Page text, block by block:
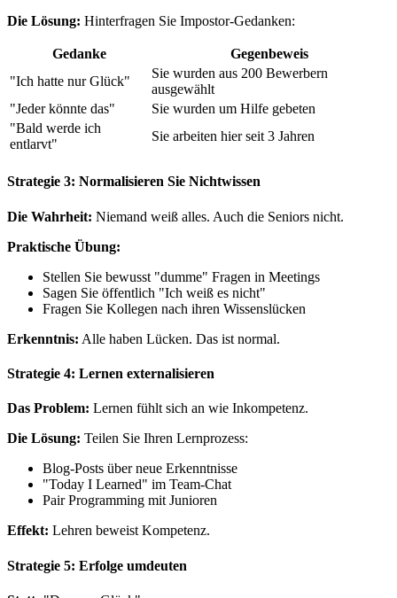
Die Lösung: Hinterfragen Sie Impostor-Gedanken:
Gedanke
Gegenbeweis
"Ich hatte nur Glück"
Sie wurden aus 200 Bewerbern
ausgewählt
"Jeder könnte das"
Sie wurden um Hilfe gebeten
"Bald werde ich
entlarvt"
Sie arbeiten hier seit 3 Jahren
Strategie 3: Normalisieren Sie Nichtwissen
Die Wahrheit: Niemand weiß alles. Auch die Seniors nicht.
Praktische Übung:
Stellen Sie bewusst "dumme" Fragen in Meetings
Sagen Sie öffentlich "Ich weiß es nicht"
Fragen Sie Kollegen nach ihren Wissenslücken
Erkenntnis: Alle haben Lücken. Das ist normal.
Strategie 4: Lernen externalisieren
Das Problem: Lernen fühlt sich an wie Inkompetenz.
Die Lösung: Teilen Sie Ihren Lernprozess:
Blog-Posts über neue Erkenntnisse
"Today I Learned" im Team-Chat
Pair Programming mit Junioren
Effekt: Lehren beweist Kompetenz.
Strategie 5: Erfolge umdeuten